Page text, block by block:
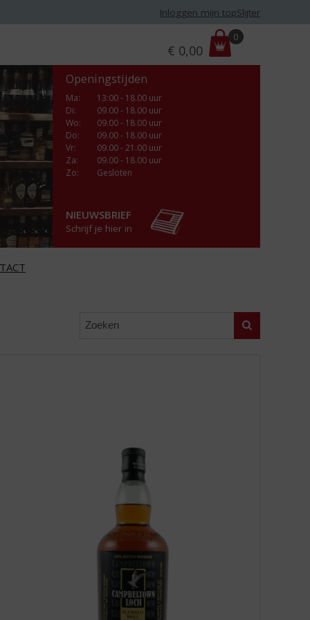
Inloggen mijn topSlijter
r
i
€ 0,00
0
Openingstijden
Ma:
13:00 - 18.00 uur
Di:
09.00 - 18.00 uur
Wo:
09.00 - 18.00 uur
Do:
09.00 - 18.00 uur
Vr:
09.00 - 21.00 uur
Za:
09.00 - 18.00 uur
Zo:
Gesloten
NIEUWSBRIEF
Schrijf je hier in
Zoeken